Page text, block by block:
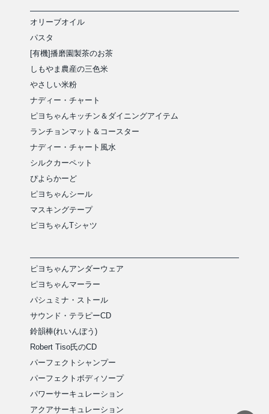
オリーブオイル
パスタ
[有機]播磨園製茶のお茶
しもやま農産の三色米
やさしい米粉
ナディー・チャート
ピヨちゃんキッチン＆ダイニングアイテム
ランチョンマット＆コースター
ナディー・チャート風水
シルクカーペット
ぴよらかーど
ピヨちゃんシール
マスキングテープ
ピヨちゃんTシャツ
ピヨちゃんアンダーウェア
ピヨちゃんマーラー
パシュミナ・ストール
サウンド・テラピーCD
鈴韻棒(れいんぼう)
Robert Tiso氏のCD
パーフェクトシャンプー
パーフェクトボディソープ
パワーサーキュレーション
アクアサーキュレーション